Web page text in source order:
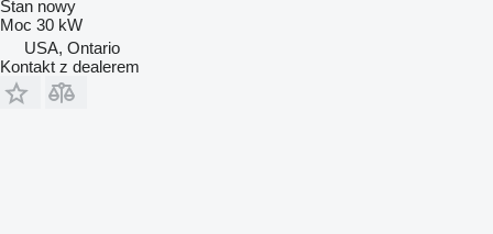
Stan nowy
Moc 30 kW
USA, Ontario
Kontakt z dealerem